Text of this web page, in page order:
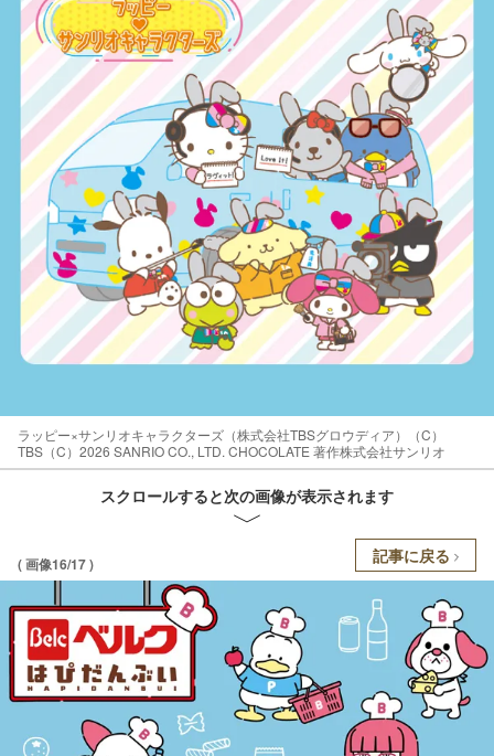
ラッピー×サンリオキャラクターズ（株式会社TBSグロウディア）（C）
TBS（C）2026 SANRIO CO., LTD. CHOCOLATE 著作株式会社サンリオ
スクロールすると次の画像が表示されます
( 画像16/17 ) 記事に戻る